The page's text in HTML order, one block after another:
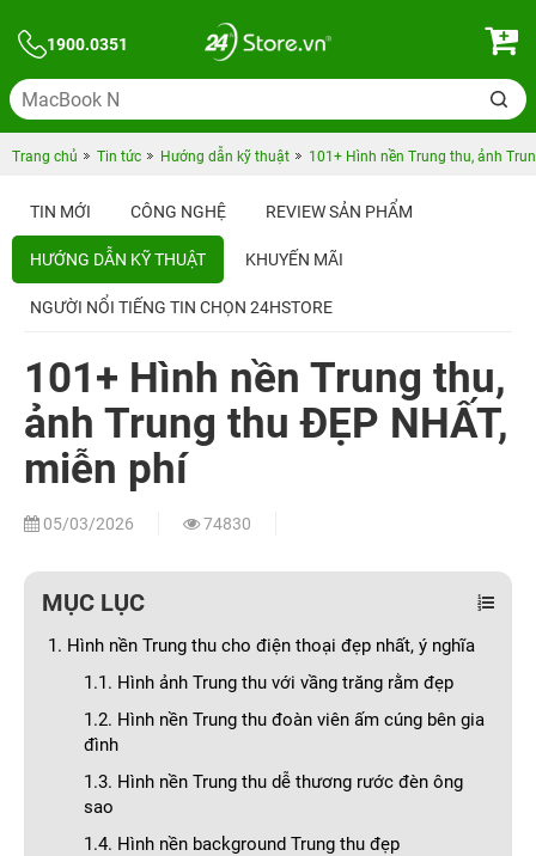
1900.0351
Trang chủ Tin tức Hướng dẫn kỹ thuật 101+ Hình nền Trung thu, ảnh
TIN MỚI CÔNG NGHỆ REVIEW SẢN PHẨM
HƯỚNG DẪN KỸ THUẬT KHUYẾN MÃI
NGƯỜI NỔI TIẾNG TIN CHỌN 24HSTORE
101+ Hình nền Trung thu,
ảnh Trung thu ĐẸP NHẤT,
miễn phí
05/03/2026 74830
MỤC LỤC
1. Hình nền Trung thu cho điện thoại đẹp nhất, ý nghĩa
1.1. Hình ảnh Trung thu với vầng trăng rằm đẹp
1.2. Hình nền Trung thu đoàn viên ấm cúng bên gia
đình
1.3. Hình nền Trung thu dễ thương rước đèn ông
sao
1.4. Hình nền background Trung thu đẹp